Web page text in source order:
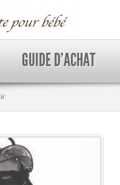
GUIDE D’ACHAT